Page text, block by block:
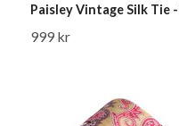
Paisley Vintage Silk Tie
999 kr